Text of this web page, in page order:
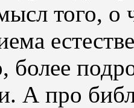
того,
более
А про